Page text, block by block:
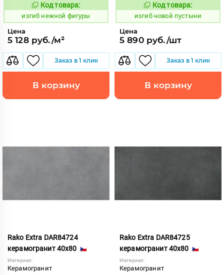
570615
Код товара:
изгиб нежной фигуры
Цена
5 128 руб./м²
Заказ в 1 клик
В корзину
570700
Код товара:
изгиб новой пустыни
Цена
5 890 руб./шт
Заказ в 1 клик
В корзину
Rako Extra DAR84724
керамогранит 40x80
Материал:
Керамогранит
Rako Extra DAR84725
керамогранит 40x80
Материал:
Керамогранит